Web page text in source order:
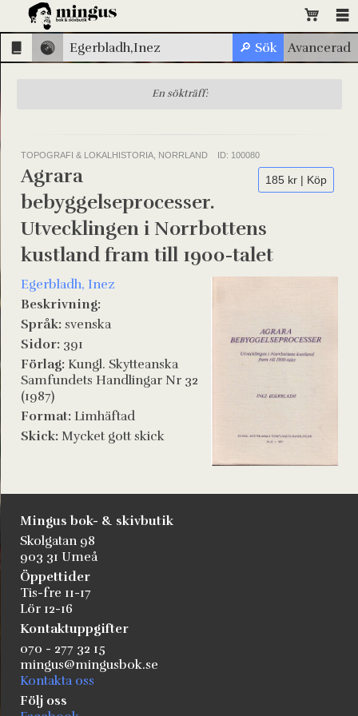
En sökträff:
TOPOGRAFI & LOKALHISTORIA, NORRLAND ID: 100080
185 kr | Köp
Agrara
bebyggelseprocesser.
Utvecklingen i Norrbottens
kustland fram till 1900-talet
Egerbladh, Inez
Beskrivning:
Språk: svenska
Sidor: 391
Förlag: Kungl. Skytteanska
Samfundets Handlingar Nr 32
(1987)
Format: Limhäftad
Skick: Mycket gott skick
Mingus bok- & skivbutik
Skolgatan 98
903 31 Umeå
Öppettider
Tis-fre 11-17
Lör 12-16
Kontaktuppgifter
070 - 277 32 15
mingus@mingusbok.se
Kontakta oss
Följ oss